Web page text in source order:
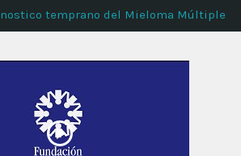
temprano del Mieloma Múltiple